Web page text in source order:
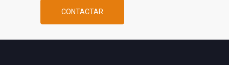
CONTACTAR